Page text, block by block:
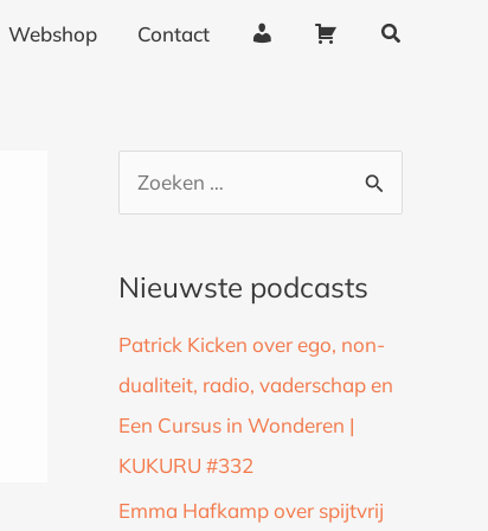
Webshop Contact
e
v
e
W
g
Zoeken
n
a
a
r
:
Nieuwste podcasts
Patrick Kicken over ego, non-
dualiteit, radio, vaderschap en
Een Cursus in Wonderen |
KUKURU #332
Emma Hafkamp over spijtvrij